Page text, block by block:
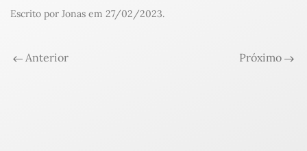
Escrito por Jonas em 27/02/2023.
Anterior Próximo